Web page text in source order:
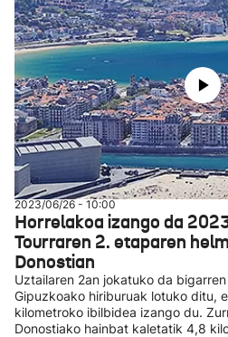
2023/06/26 - 10:00
Horrelakoa izango da
Tourraren 2. etaparen
Donostian
Uztailaren 2an jokatuko da
Gipuzkoako hiriburuak lotuko ditu,
kilometroko ibilbidea izango du.
Donostiako hainbat kaletatik 4,8